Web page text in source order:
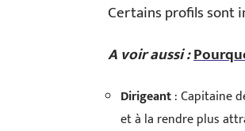
Certains profils sont
A voir aussi :
Dirigeant: Capitaine
et à la rendre plus